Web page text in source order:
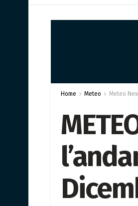
Home Meteo Meteo